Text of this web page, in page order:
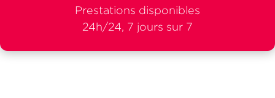
Prestations disponibles
24h/24, 7 jours sur 7